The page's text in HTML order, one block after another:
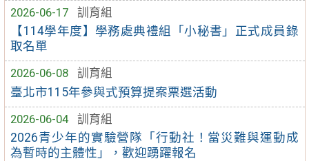
2026-06-17
訓育組
【114學年度】學務處典禮組「小秘書」正式成員錄
取名單
2026-06-08
訓育組
臺北市115年參與式預算提案票選活動
2026-06-04
訓育組
2026青少年的實驗營隊「行動社！當災難與運動成
為暫時的主體性」，歡迎踴躍報名